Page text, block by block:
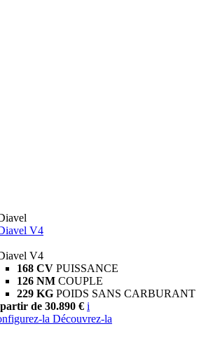
V4
V4
168 CV PUISSANCE
126 NM COUPLE
229 KG POIDS SANS CARBURANT
de 30.890 € i
la Découvrez-la